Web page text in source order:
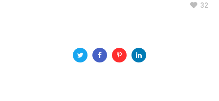
32